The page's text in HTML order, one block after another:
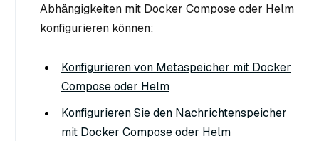
Abhängigkeiten mit Docker Compose oder Helm
konfigurieren können:
Konfigurieren von Metaspeicher mit Docker
Compose oder Helm
Konfigurieren Sie den Nachrichtenspeicher
mit Docker Compose oder Helm